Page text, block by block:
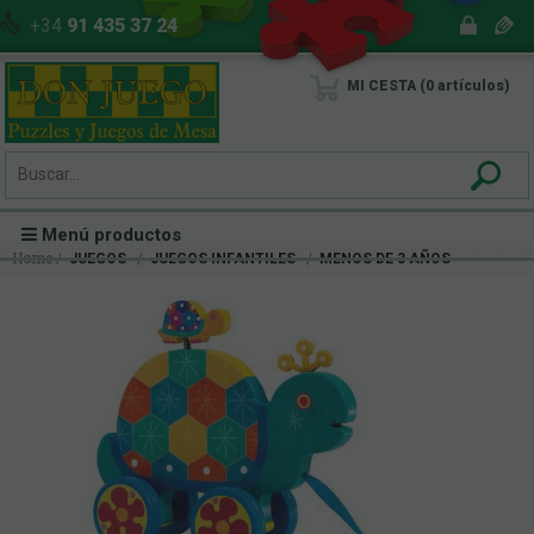
+34 91 435 37 24
MI CESTA 0 artículos
Menú productos
Home JUEGOS JUEGOS INFANTILES MENOS DE 3 AÑOS